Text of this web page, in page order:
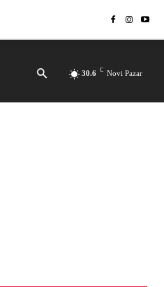
30.6 C Novi Pazar